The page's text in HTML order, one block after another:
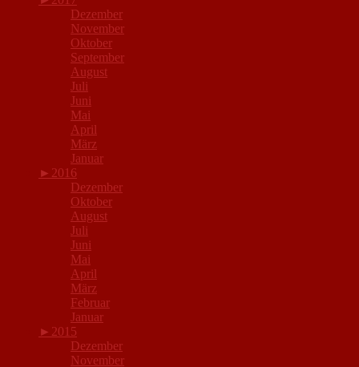
Dezember
November
Oktober
September
August
Juli
Juni
Mai
April
März
Januar
► 2016
Dezember
Oktober
August
Juli
Juni
Mai
April
März
Februar
Januar
► 2015
Dezember
November